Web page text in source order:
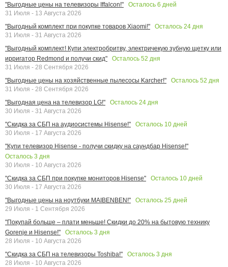
"Выгодные цены на телевизоры Iffalcon!"
Осталось 6 дней
31 Июля - 13 Августа 2026
"Выгодный комплект при покупке товаров Xiaomi!"
Осталось 24 дня
31 Июля - 31 Августа 2026
"Выгодный комплект! Купи электробритву, электричекую зубную щетку или
ирригатор Redmond и получи скид"
Осталось 52 дня
31 Июля - 28 Сентября 2026
"Выгодные цены на хозяйственные пылесосы Karcher!"
Осталось 52 дня
31 Июля - 28 Сентября 2026
"Выгодная цена на телевизор LG!"
Осталось 24 дня
30 Июля - 31 Августа 2026
"Скидка за СБП на аудиосистемы Hisense!"
Осталось 10 дней
30 Июля - 17 Августа 2026
"Купи телевизор Hisense - получи скидку на саундбар Hisense!"
Осталось 3 дня
30 Июля - 10 Августа 2026
"Скидка за СБП при покупке мониторов Hisense"
Осталось 10 дней
30 Июля - 17 Августа 2026
"Выгодные цены на ноутбуки MAIBENBEN!"
Осталось 25 дней
29 Июля - 1 Сентября 2026
"Покупай больше – плати меньше! Скидки до 20% на бытовую технику
Gorenje и Hisense!"
Осталось 3 дня
28 Июля - 10 Августа 2026
"Скидка за СБП на телевизоры Toshiba!"
Осталось 3 дня
28 Июля - 10 Августа 2026